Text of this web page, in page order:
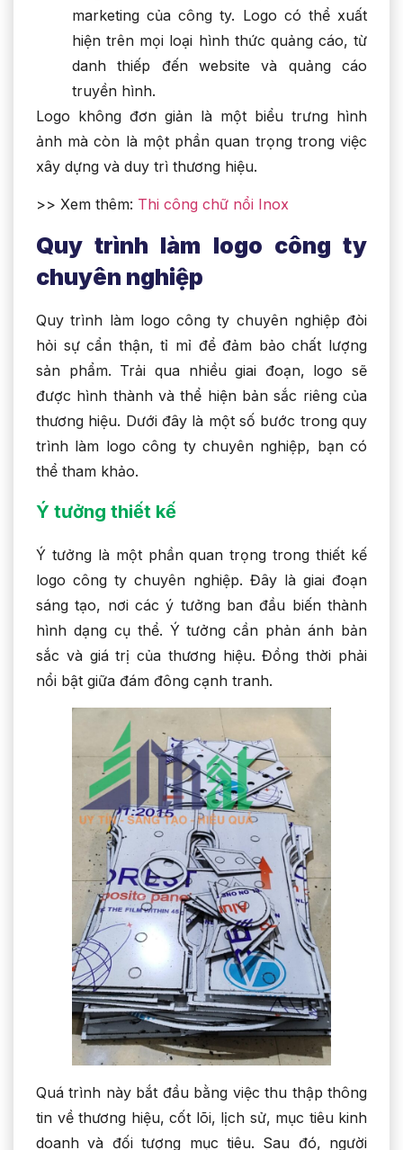
marketing của công ty. Logo có thể xuất
hiện trên mọi loại hình thức quảng cáo, từ
danh thiếp đến website và quảng cáo
truyền hình.
Logo không đơn giản là một biểu trưng hình
ảnh mà còn là một phần quan trọng trong việc
xây dựng và duy trì thương hiệu.
>> Xem thêm: Thi công chữ nổi Inox
Quy trình làm logo công ty
chuyên nghiệp
Quy trình làm logo công ty chuyên nghiệp đòi
hỏi sự cẩn thận, tỉ mỉ để đảm bảo chất lượng
sản phẩm. Trải qua nhiều giai đoạn, logo sẽ
được hình thành và thể hiện bản sắc riêng của
thương hiệu. Dưới đây là một số bước trong quy
trình làm logo công ty chuyên nghiệp, bạn có
thể tham khảo.
Ý tưởng thiết kế
Ý tưởng là một phần quan trọng trong thiết kế
logo công ty chuyên nghiệp. Đây là giai đoạn
sáng tạo, nơi các ý tưởng ban đầu biến thành
hình dạng cụ thể. Ý tưởng cần phản ánh bản
sắc và giá trị của thương hiệu. Đồng thời phải
nổi bật giữa đám đông cạnh tranh.
Quá trình này bắt đầu bằng việc thu thập thông
tin về thương hiệu, cốt lõi, lịch sử, mục tiêu kinh
doanh và đối tượng mục tiêu. Sau đó, người